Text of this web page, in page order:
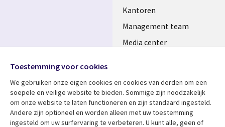
Kantoren
Management team
Media center
Bekijk meer Support
Media
NETHERLANDS
Toestemming voor cookies
We gebruiken onze eigen cookies en cookies van derden om een ​​
soepele en veilige website te bieden. Sommige zijn noodzakelijk
om onze website te laten functioneren en zijn standaard ingesteld.
Andere zijn optioneel en worden alleen met uw toestemming
ingesteld om uw surfervaring te verbeteren. U kunt alle, geen of